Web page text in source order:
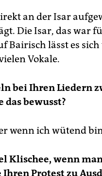
an der Isar
Die Isar, das war
Bairisch lässt es
Vokale.
bei Ihren Liedern
das bewusst?
wenn ich wütend
Klischee, wenn
Ihren Protest zu